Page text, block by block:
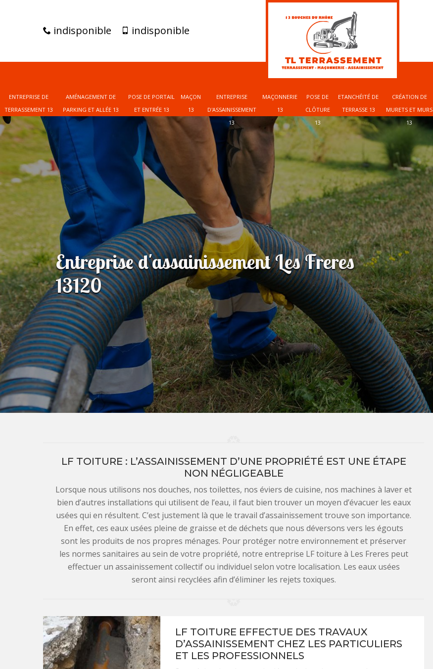
indisponible indisponible
ENTREPRISE DE
TERRASSEMENT 13
AMÉNAGEMENT DE
PARKING ET ALLÉE 13
POSE DE PORTAIL
ET ENTRÉE 13
MAÇON
13
ENTREPRISE
D'ASSAINISSEMENT
13
MAÇONNERIE
13
POSE DE
CLÔTURE
13
ETANCHÉITÉ DE
TERRASSE 13
CRÉATION DE
MURETS ET MURS
13
Entreprise d'assainissement Les Freres
13120
LF TOITURE : L’ASSAINISSEMENT D’UNE PROPRIÉTÉ EST UNE ÉTAPE
NON NÉGLIGEABLE
Lorsque nous utilisons nos douches, nos toilettes, nos éviers de cuisine, nos machines à laver et
bien d’autres installations qui utilisent de l’eau, il faut bien trouver un moyen d’évacuer les eaux
usées qui en résultent. C’est justement là que le travail d’assainissement trouve son importance.
En effet, ces eaux usées pleine de graisse et de déchets que nous déversons vers les égouts
sont les produits de nos propres ménages. Pour protéger notre environnement et préserver
les normes sanitaires au sein de votre propriété, notre entreprise LF toiture à Les Freres peut
effectuer un assainissement collectif ou individuel selon votre localisation. Les eaux usées
seront ainsi recyclées afin d’éliminer les rejets toxiques.
LF TOITURE EFFECTUE DES TRAVAUX
D’ASSAINISSEMENT CHEZ LES PARTICULIERS
ET LES PROFESSIONNELS